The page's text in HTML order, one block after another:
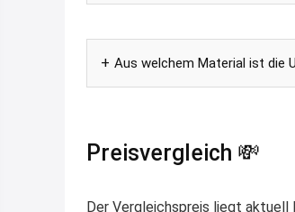
Aus welchem Material ist die
Preisvergleich 💸
Der Vergleichspreis liegt aktuell